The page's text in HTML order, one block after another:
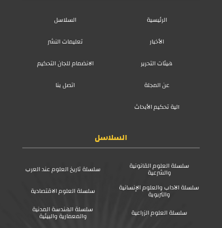
الرئيسية
السلاسل
الأخبار
تعليمات النشر
هيئات التحرير
الانضمام للجان التحكيم
عن المجلة
اتصل بنا
آلية تحكيم الأبحاث
السلاسل
سلسلة العلوم القانونية
والشرعية
سلسلة تاريخ العلوم عند العرب
سلسلة الآداب والعلوم الإنسانية
والتربوية
سلسلة العلوم الاقتصادية
سلسلة العلوم الزراعية
سلسلة الهندسة المدنية
والمعمارية والبيئية